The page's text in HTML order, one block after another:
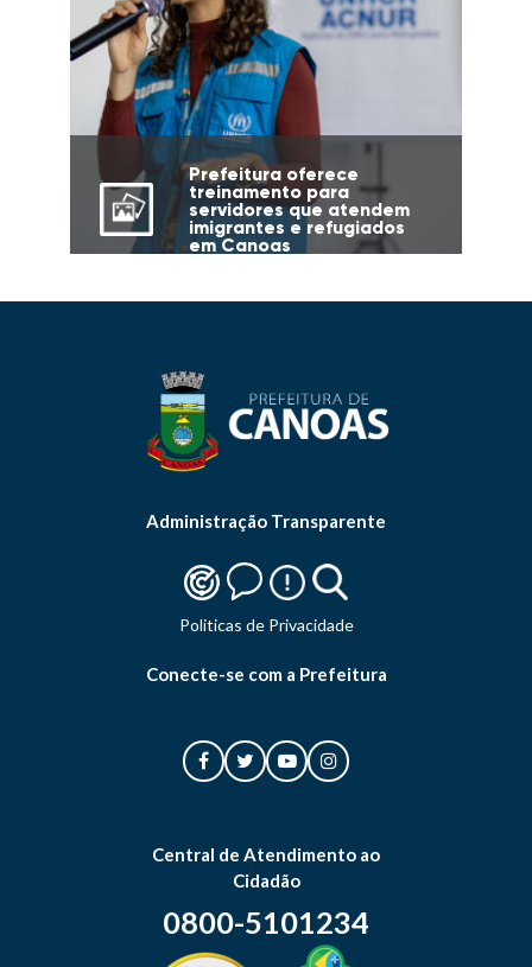
Prefeitura oferece
treinamento para
servidores que atendem
imigrantes e refugiados
em Canoas
Administração Transparente
Politicas de Privacidade
Conecte-se com a Prefeitura
Central de Atendimento ao
Cidadão
0800-5101234